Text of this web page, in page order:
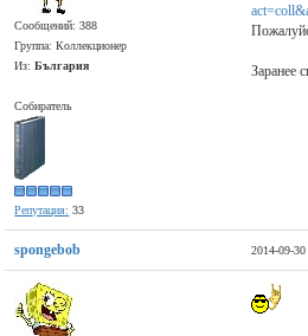
Сообщений: 388
Группа: Коллекционер
Из:България
Собиратель
Репутация: 33
Заранее
spongebob 2014-09-